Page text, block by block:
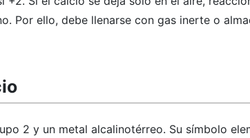
Por ello, debe llenarse con gas inerte o
2 y un metal alcalinotérreo. Su símbolo